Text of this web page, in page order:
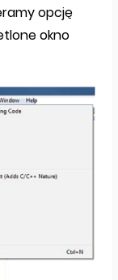
opcję
okno